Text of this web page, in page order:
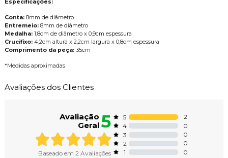
Especificações:
Conta: 8mm de diâmetro
Entremeio: 8mm de diâmetro
Medalha: 1,8cm de diâmetro x 0,9cm espessura
Crucifixo: 4,2cm altura x 2,2cm largura x 0,8cm espessura
Comprimento da peça: 35cm
*Medidas aproximadas
Avaliações dos Clientes
Avaliação
Geral5
Baseado em 2Avaliações
5
2
4
0
3
0
2
0
1
0